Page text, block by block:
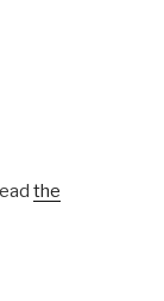
the